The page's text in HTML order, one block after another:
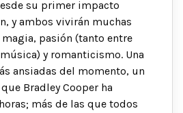
su primer impacto
y ambos vivirán muchas
pasión (tanto entre
y romanticismo. Una
ansiadas del momento, un
Bradley Cooper ha
más de las que todos